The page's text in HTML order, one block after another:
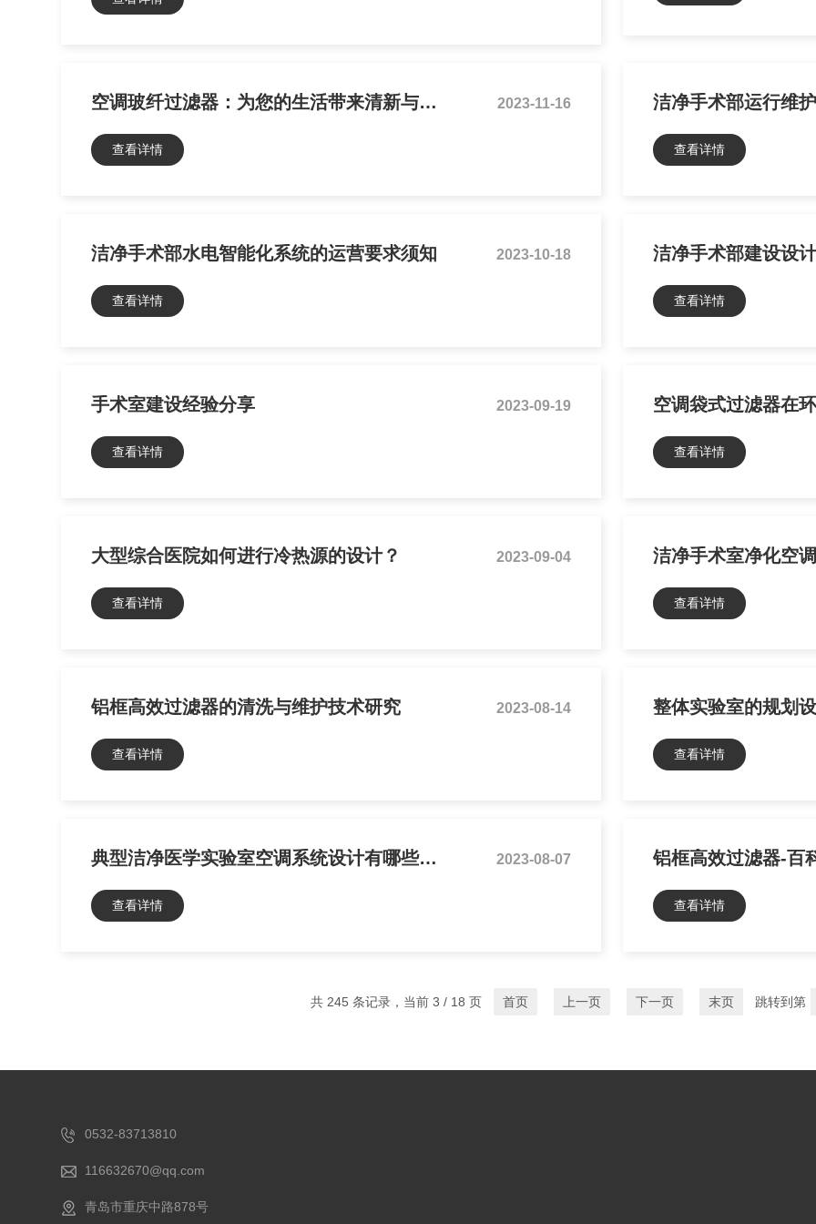
空调玻纤过滤器：为您的生活带来清新与健康
查看详情
2023-11-16
查看详情
洁净手术部水电智能化系统的运营要求须知
查看详情
2023-10-18 洁净手术部建设设
查看详情
手术室建设经验分享
查看详情
2023-09-19
查看详情
大型综合医院如何进行冷热源的设计？
查看详情
2023-09-04 洁净手术室净化空
查看详情
铝框高效过滤器的清洗与维护技术研究
查看详情
2023-08-14 整体实验室的规划
查看详情
典型洁净医学实验室空调系统设计有哪些要点？
查看详情
2023-08-07 铝框高效过滤器-百
查看详情
共 245 条记录，当前 3 / 18 页 首页 上一页 下一页 末页 跳转到第
0532-83713810
116632670@qq.com
青岛市重庆中路878号